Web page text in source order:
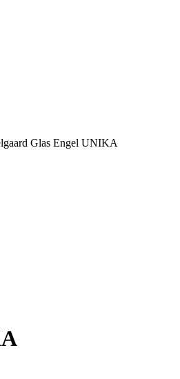
Glas Engel UNIKA